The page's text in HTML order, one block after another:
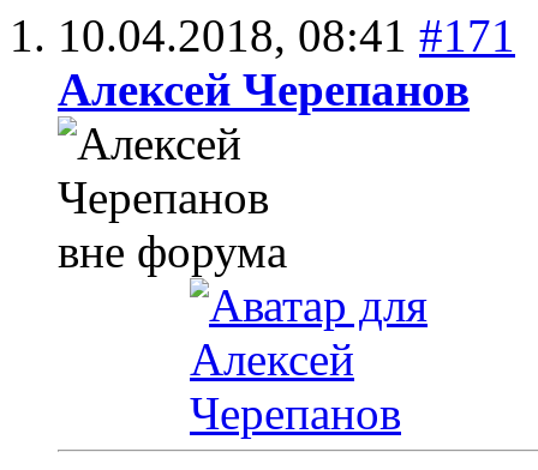
10.04.2018, 08:41 #171
Алексей Черепанов